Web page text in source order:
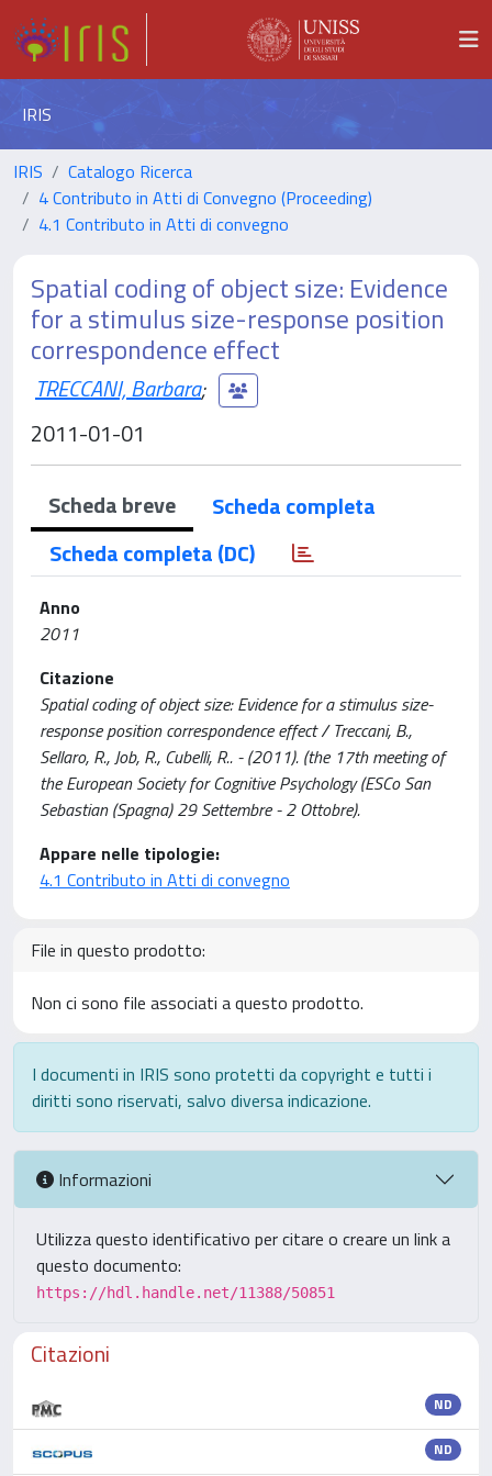
IRIS
IRIS
Catalogo Ricerca
4 Contributo in Atti di Convegno (Proceeding)
4.1 Contributo in Atti di convegno
Spatial coding of object size: Evidence
for a stimulus size-response position
correspondence effect
TRECCANI, Barbara;
2011-01-01
Scheda breve
Scheda completa
Scheda completa (DC)
Anno
2011
Citazione
Spatial coding of object size: Evidence for a stimulus size-
response position correspondence effect / Treccani, B.,
Sellaro, R., Job, R., Cubelli, R.. - (2011). (the 17th meeting of
the European Society for Cognitive Psychology (ESCo San
Sebastian (Spagna) 29 Settembre - 2 Ottobre).
Appare nelle tipologie:
4.1 Contributo in Atti di convegno
File in questo prodotto:
Non ci sono file associati a questo prodotto.
I documenti in IRIS sono protetti da copyright e tutti i
diritti sono riservati, salvo diversa indicazione.
Informazioni
Utilizza questo identificativo per citare o creare un link a
questo documento:
https://hdl.handle.net/11388/50851
Citazioni
ND
ND